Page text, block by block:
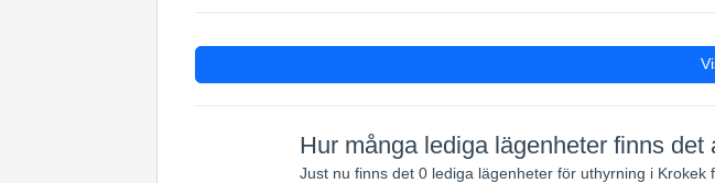
7
Hur många lediga lägenheter finns det
Just nu finns det 0 lediga lägenheter för uthyrning i